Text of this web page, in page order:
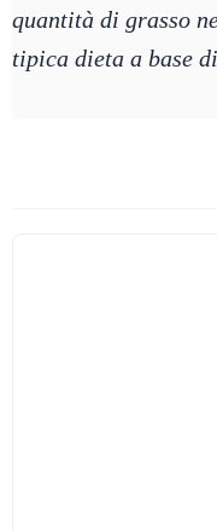
quantità di grasso
tipica dieta a base